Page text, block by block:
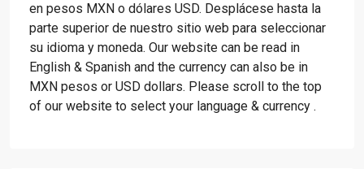
en pesos MXN o dólares USD. Desplácese hasta la
parte superior de nuestro sitio web para seleccionar
su idioma y moneda. Our website can be read in
English & Spanish and the currency can also be in
MXN pesos or USD dollars. Please scroll to the top
of our website to select your language & currency .